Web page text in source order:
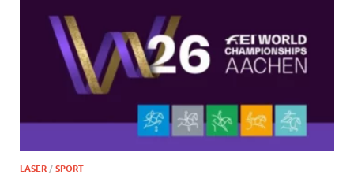
LASER / SPORT